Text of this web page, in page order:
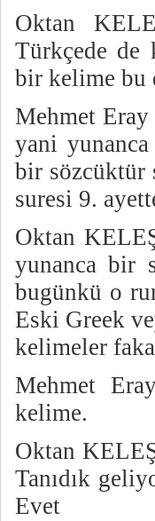
Oktan
Türkçede de
bir kelime bu
Mehmet
yani
bir sözcüktür
suresi 9.
Oktan
yunanca bir
bugünkü o
Eski Greek
kelimeler
Mehmet
kelime.
Oktan
Tanıdık
Evet